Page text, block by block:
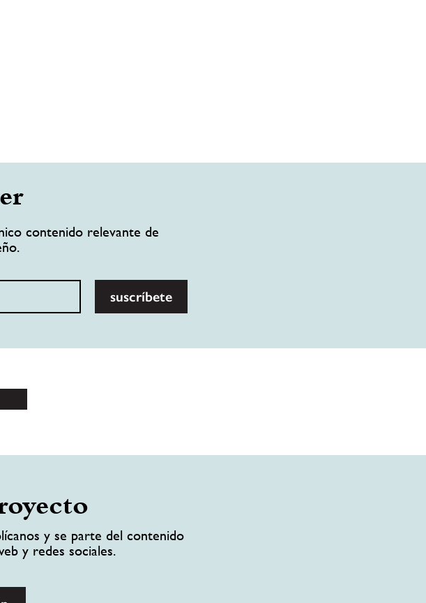
contenido relevante de
suscríbete
y se parte del contenido
y redes sociales.